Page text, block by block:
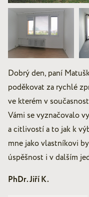
Dobrý den, paní
poděkovat za rychlé
ve kterém v
Vámi se vyznačovalo
a citlivostí a to jak k
mne jako vlastníkovi
úspěšnost i v dalším
PhDr. Jiří K.